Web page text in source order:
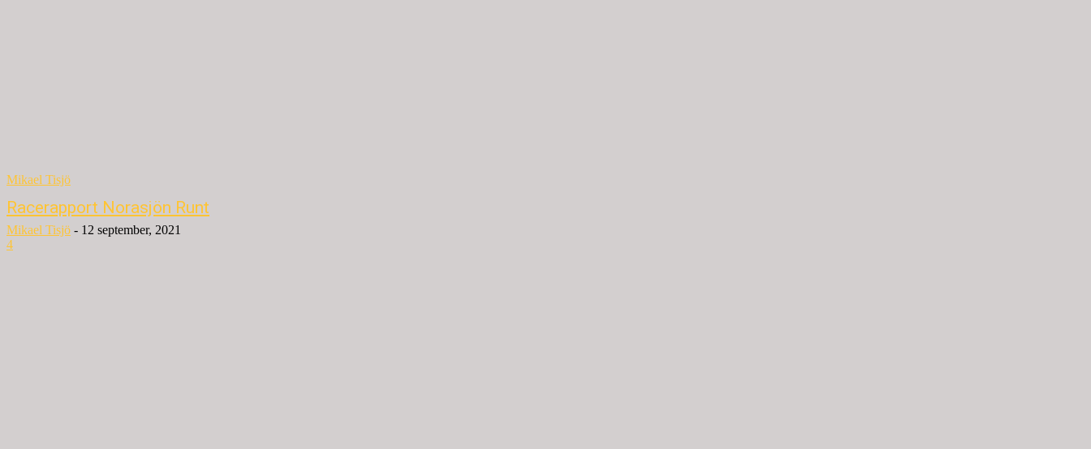
Mikael Tisjö
Racerapport Norasjön Runt
Mikael Tisjö - 12 september, 2021
4